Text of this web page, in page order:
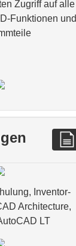
Zugriff auf alle
Funktionen und
Inventor-
Architecture,
LT